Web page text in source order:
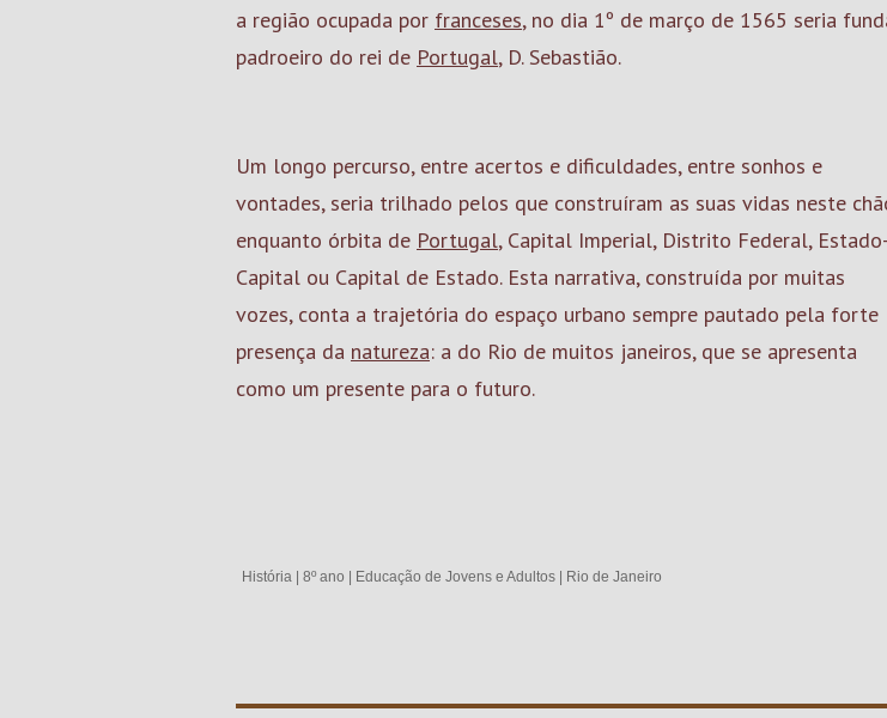
a região ocupada por franceses, no dia 1º de março de 1565 seria
padroeiro do rei de Portugal, D. Sebastião.
Um longo percurso, entre acertos e dificuldades, entre sonhos e
vontades, seria trilhado pelos que construíram as suas vidas neste
enquanto órbita de Portugal, Capital Imperial, Distrito Federal, Estado-
Capital ou Capital de Estado. Esta narrativa, construída por muitas
vozes, conta a trajetória do espaço urbano sempre pautado pela forte
presença da natureza: a do Rio de muitos janeiros, que se apresenta
como um presente para o futuro.
História 8º ano Educação de Jovens e Adultos Rio de Janeiro